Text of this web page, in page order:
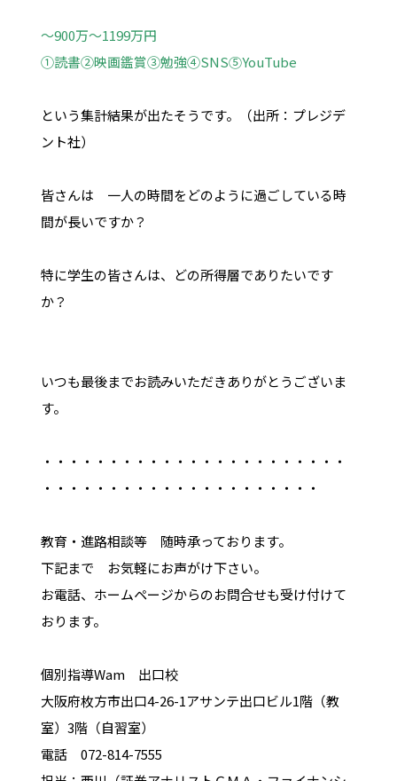
～900万～1199万円
①読書②映画鑑賞③勉強④SNS⑤YouTube
という集計結果が出たそうです。（出所：プレジデ
ント社）
皆さんは 一人の時間をどのように過ごしている時
間が長いですか？
特に学生の皆さんは、どの所得層でありたいです
か？
いつも最後までお読みいただきありがとうございま
す。
・・・・・・・・・・・・・・・・・・・・・・・
・・・・・・・・・・・・・・・・・・・・・
教育・進路相談等 随時承っております。
下記まで お気軽にお声がけ下さい。
お電話、ホームページからのお問合せも受け付けて
おります。
個別指導Wam 出口校
大阪府枚方市出口4-26-1アサンテ出口ビル1階（教
室）3階（自習室）
電話 072-814-7555